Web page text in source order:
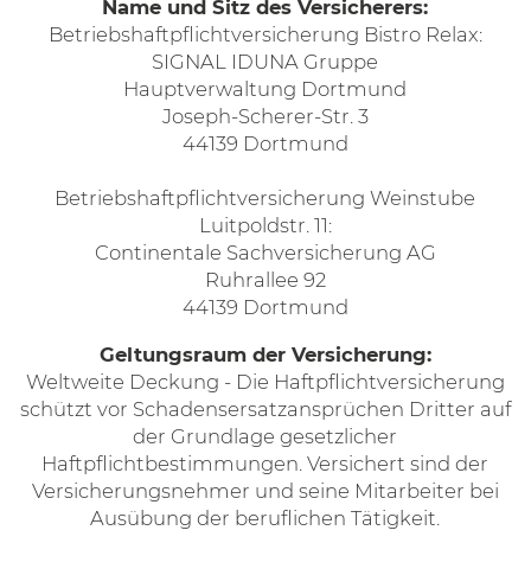
Name und Sitz des Versicherers:
Betriebshaftpflichtversicherung Bistro Relax:
SIGNAL IDUNA Gruppe
Hauptverwaltung Dortmund
Joseph-Scherer-Str. 3
44139 Dortmund
Betriebshaftpflichtversicherung Weinstube
Luitpoldstr. 11:
Continentale Sachversicherung AG
Ruhrallee 92
44139 Dortmund
Geltungsraum der Versicherung:
Weltweite Deckung - Die Haftpflichtversicherung
schützt vor Schadensersatzansprüchen Dritter auf
der Grundlage gesetzlicher
Haftpflichtbestimmungen. Versichert sind der
Versicherungsnehmer und seine Mitarbeiter bei
Ausübung der beruflichen Tätigkeit.